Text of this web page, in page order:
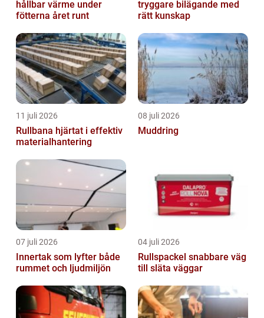
hållbar värme under
fötterna året runt
tryggare bilägande med
rätt kunskap
11 juli 2026
Rullbana hjärtat i effektiv
materialhantering
08 juli 2026
Muddring
07 juli 2026
Innertak som lyfter både
rummet och ljudmiljön
04 juli 2026
Rullspackel snabbare väg
till släta väggar